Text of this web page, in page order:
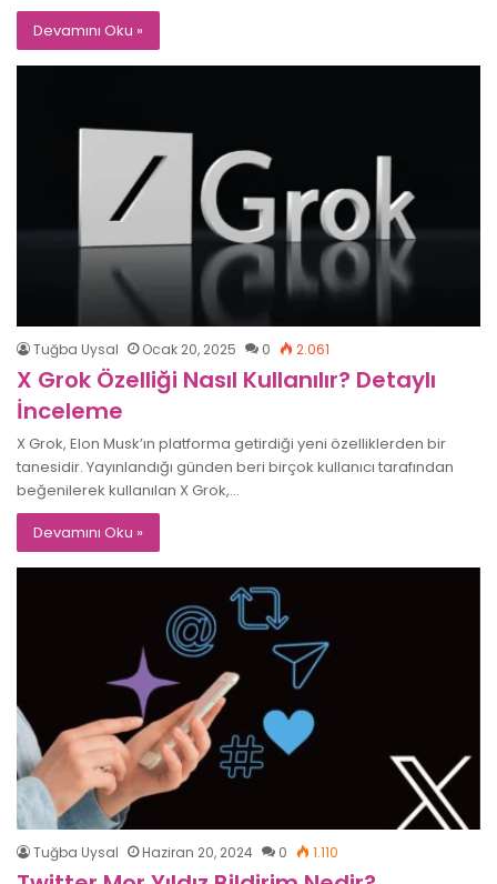
Devamını Oku »
Tuğba Uysal Ocak 20, 2025 0 2.061
X Grok Özelliği Nasıl Kullanılır? Detaylı
İnceleme
X Grok, Elon Musk’ın platforma getirdiği yeni özelliklerden bir
tanesidir. Yayınlandığı günden beri birçok kullanıcı tarafından
beğenilerek kullanılan X Grok,…
Devamını Oku »
Tuğba Uysal Haziran 20, 2024 0 1.110